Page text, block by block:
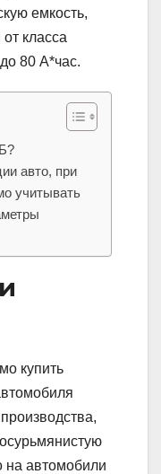
емкость,
класса
80 А*час.
авто, при
учитывать
купить
на автомобили